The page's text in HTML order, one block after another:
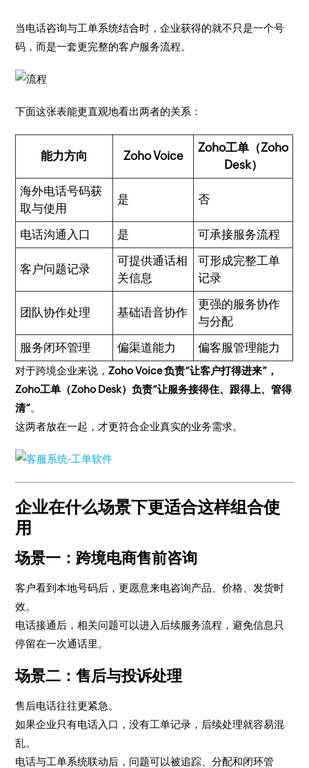
当电话咨询与工单系统结合时，企业获得的就不只是一个号
码，而是一套更完整的客户服务流程。
下面这张表能更直观地看出两者的关系：
能力方向 Zoho Voice
Zoho工单（Zoho
Desk）
海外电话号码获
取与使用
是 否
电话沟通入口 是 可承接服务流程
客户问题记录
可提供通话相
关信息
可形成完整工单
记录
团队协作处理 基础语音协作
更强的服务协作
与分配
服务闭环管理
偏渠道能力 偏客服管理能力
对于跨境企业来说，Zoho Voice 负责“让客户打得进来”，
Zoho工单（Zoho Desk）负责“让服务接得住、跟得上、管得
清”。
这两者放在一起，才更符合企业真实的业务需求。
企业在什么场景下更适合这样组合使
用
场景一：跨境电商售前咨询
客户看到本地号码后，更愿意来电咨询产品、价格、发货时
效。
电话接通后，相关问题可以进入后续服务流程，避免信息只
停留在一次通话里。
场景二：售后与投诉处理
售后电话往往更紧急。
如果企业只有电话入口，没有工单记录，后续处理就容易混
乱。
电话与工单系统联动后，问题可以被追踪、分配和闭环管